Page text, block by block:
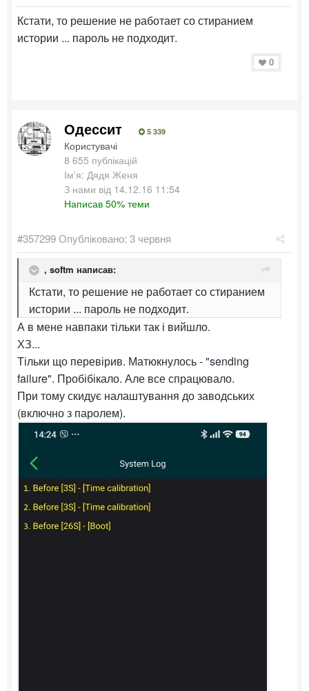
Кстати, то решение не работает со стиранием
истории ... пароль не подходит.
0
Одессит 5 339
Користувачі
8 655 публікацій
Ім'я: Дядя Женя
З нами від 14.12.16 11:54
Написав 50% теми
#357299Опубліковано: 3 червня
, softm написав:
Кстати, то решение не работает со стиранием
истории ... пароль не подходит.
А в мене навпаки тільки так і вийшло.
ХЗ...
Тільки що перевірив. Матюкнулось - "sending
failure". Пробібікало. Але все спрацювало.
При тому скидує налаштування до заводських
(включно з паролем).